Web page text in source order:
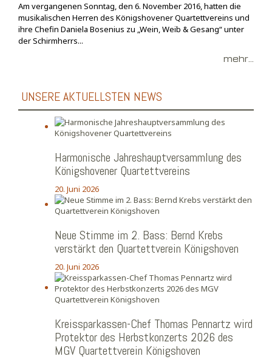
Am vergangenen Sonntag, den 6. November 2016, hatten die
musikalischen Herren des Königshovener Quartettvereins und
ihre Chefin Daniela Bosenius zu „Wein, Weib & Gesang“ unter
der Schirmherrs...
mehr...
UNSERE AKTUELLSTEN NEWS
Harmonische Jahreshauptversammlung des
Königshovener Quartettvereins
20. Juni 2026
Neue Stimme im 2. Bass: Bernd Krebs
verstärkt den Quartettverein Königshoven
20. Juni 2026
Kreissparkassen-Chef Thomas Pennartz wird
Protektor des Herbstkonzerts 2026 des
MGV Quartettverein Königshoven